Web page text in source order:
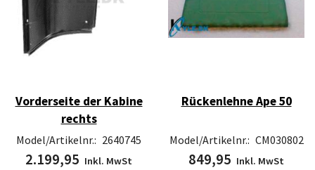
Vorderseite der Kabine
rechts
Model/Artikelnr.: 2640745
2.199,95 Inkl. MwSt
Rückenlehne Ape 50
Model/Artikelnr.: CM030802
849,95 Inkl. MwSt